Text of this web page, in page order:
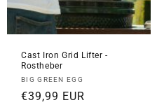
Cast Iron Grid Lifter -
Rostheber
Anbieter:
BIG GREEN EGG
Normaler
€39,99 EUR